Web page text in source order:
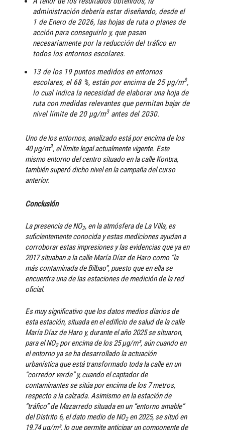
administración debería estar diseñando, desde el
1 de Enero de 2026, las hojas de ruta o planes de
acción para conseguirlo y, que pasan
necesariamente por la reducción del tráfico en
todos los entornos escolares.
13 de los 19 puntos medidos en entornos
escolares, el 68 %, están por encima de 25 μg/m3,
lo cual indica la necesidad de elaborar una hoja de
ruta con medidas relevantes que permitan bajar de
nivel límite de 20 μg/m3antes del 2030.
Uno de los entornos, analizado está por encima de los
40 μg/m3, el límite legal actualmente vigente. Este
mismo entorno del centro situado en la calle Kontxa,
también superó dicho nivel en la campaña del curso
anterior.
Conclusión
La presencia de NO2, en la atmósfera de La Villa, es
suficientemente conocida y estas mediciones ayudan a
corroborar estas impresiones y las evidencias que ya en
2017 situaban a la calle María Díaz de Haro como “la
más contaminada de Bilbao”, puesto que en ella se
encuentra una de las estaciones de medición de la red
oficial.
Es muy significativo que los datos medios diarios de
esta estación, situada en el edificio de salud de la calle
María Díaz de Haro y, durante el año 2025 se situaron,
para el NO2por encima de los 25 µg/m³, aún cuando en
el entorno ya se ha desarrollado la actuación
urbanística que está transformado toda la calle en un
“corredor verde” y, cuando el captador de
contaminantes se sitúa por encima de los 7 metros,
respecto a la calzada. Asimismo en la estación de
“tráfico” de Mazarredo situada en un “entorno amable”
del Distrito 6, el dato medio de NO2en 2025, se situó en
19,74 µg/m³, lo que permite anticipar un componente de